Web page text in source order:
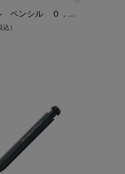
スペシャル ペンシル ０．９ｍｍ
込）